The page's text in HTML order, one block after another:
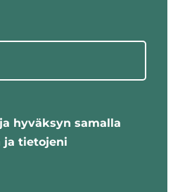
hyväksyn samalla
ja tietojeni